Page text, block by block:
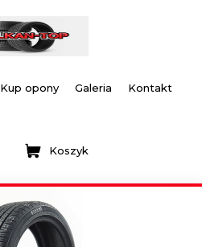
Kup opony Galeria Kontakt
Koszyk